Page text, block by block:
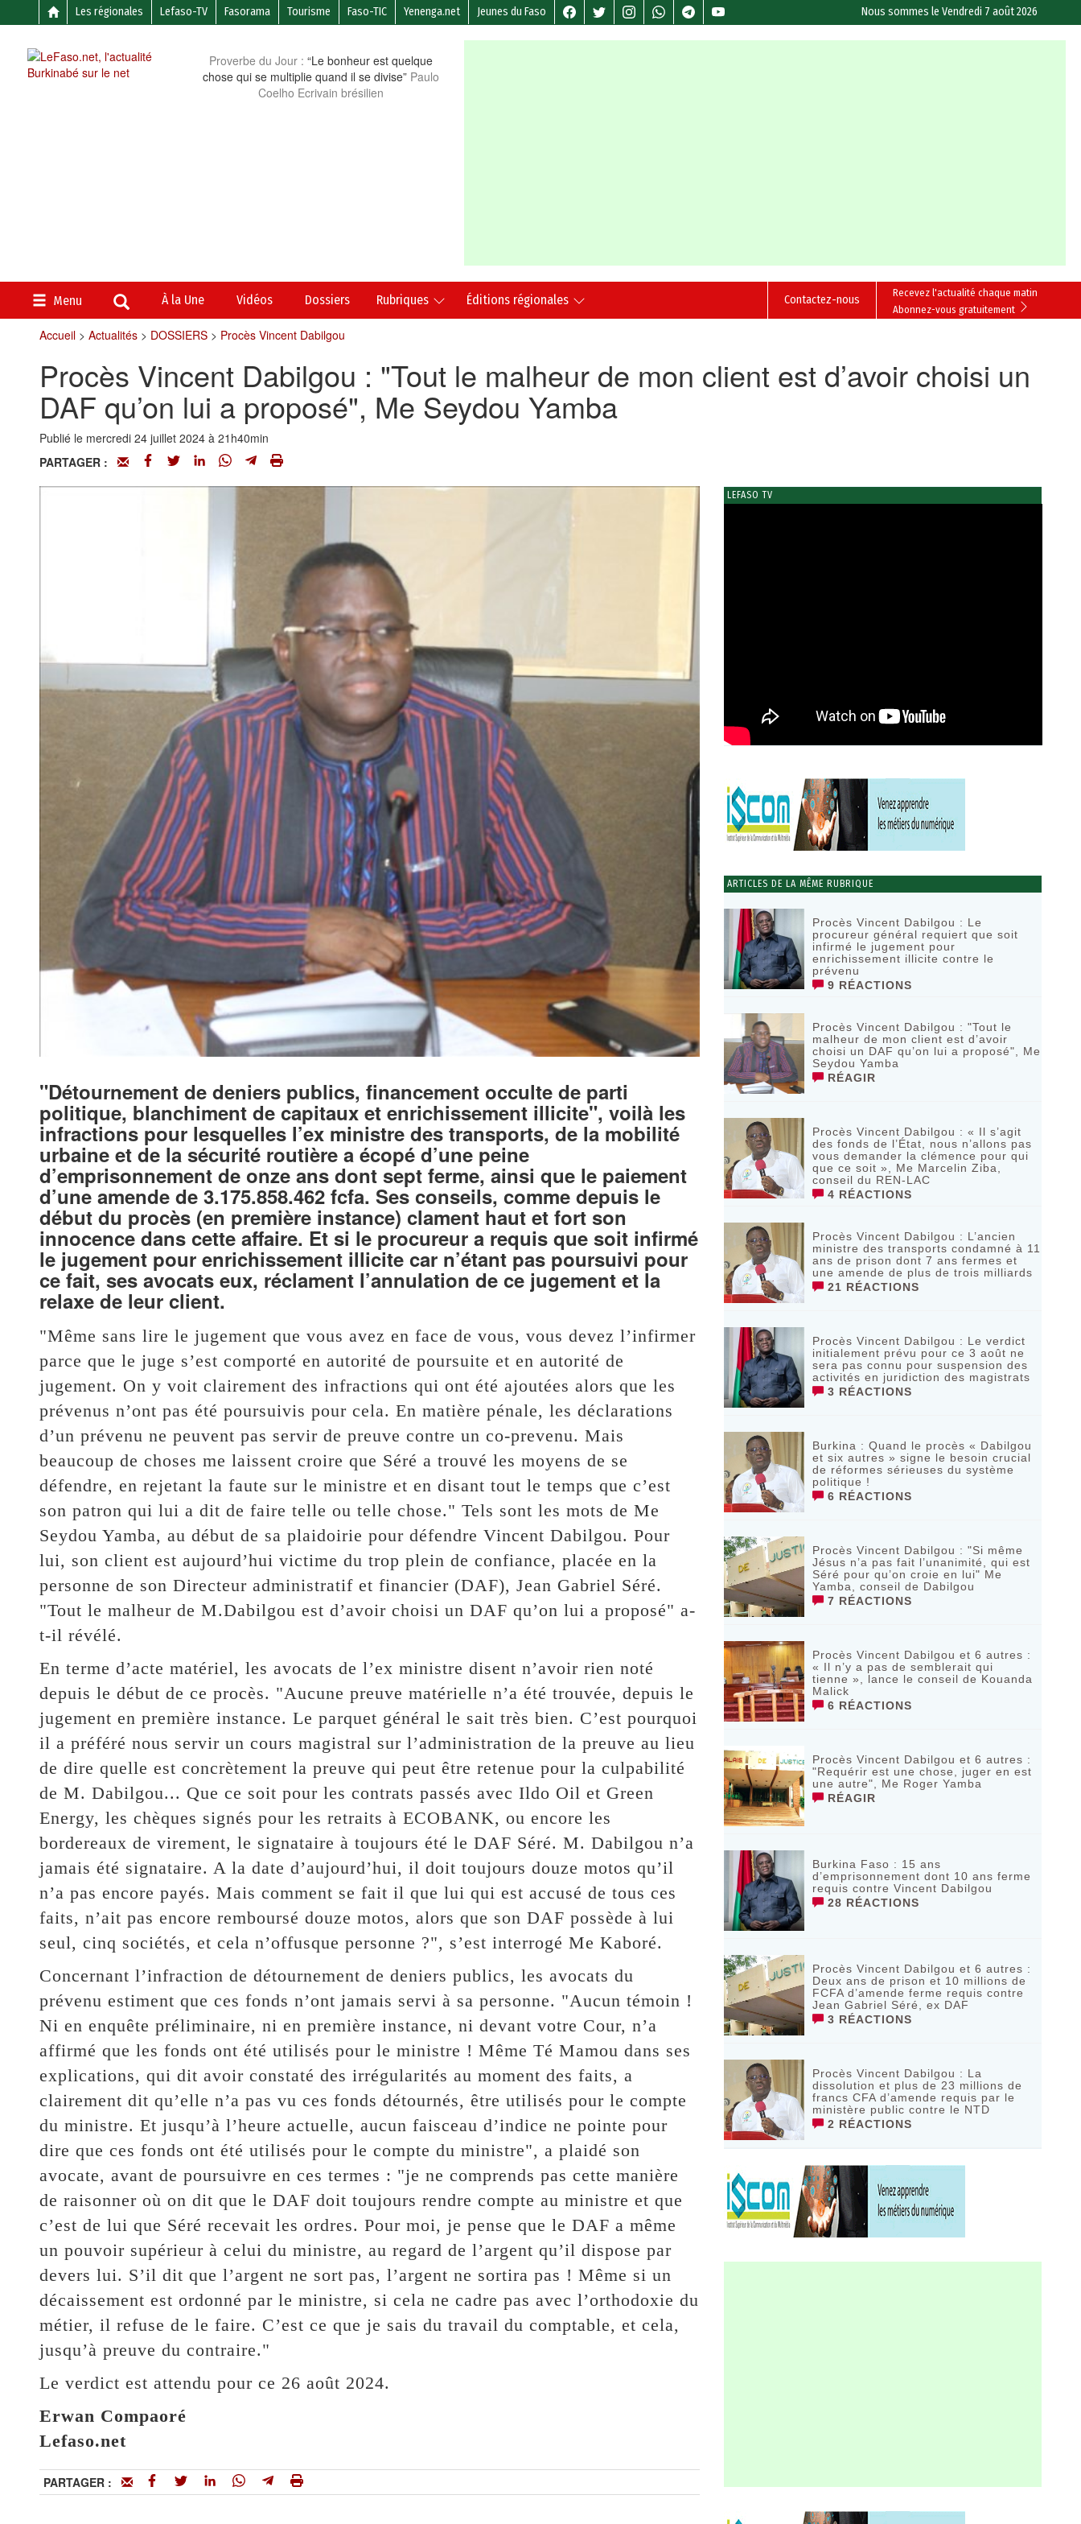
Les régionales Lefaso-TV Fasorama Tourisme Faso-TIC Yenenga.net Jeunes du Faso Nous sommes leVendredi 7 août 2026
Proverbe du Jour : “Le bonheur est quelque
chose qui se multiplie quand il se divise” Paulo
Coelho Ecrivain brésilien
Menu À la Une Vidéos Dossiers Rubriques Éditions régionales
Recevez l'actualité chaque matin
Abonnez-vous gratuitement
Contactez-nous
Accueil> Actualités> DOSSIERS> Procès Vincent Dabilgou
Procès Vincent Dabilgou : "Tout le malheur de mon client est d’avoir choisi un
DAF qu’on lui a proposé", Me Seydou Yamba
Publié le mercredi 24 juillet 2024 à 21h40min
PARTAGER :
"Détournement de deniers publics, financement occulte de parti
politique, blanchiment de capitaux et enrichissement illicite", voilà les
infractions pour lesquelles l’ex ministre des transports, de la mobilité
urbaine et de la sécurité routière a écopé d’une peine
d’emprisonnement de onze ans dont sept ferme, ainsi que le paiement
d’une amende de 3.175.858.462 fcfa. Ses conseils, comme depuis le
début du procès (en première instance) clament haut et fort son
innocence dans cette affaire. Et si le procureur a requis que soit infirmé
le jugement pour enrichissement illicite car n’étant pas poursuivi pour
ce fait, ses avocats eux, réclament l’annulation de ce jugement et la
relaxe de leur client.
"Même sans lire le jugement que vous avez en face de vous, vous devez l’infirmer
parce que le juge s’est comporté en autorité de poursuite et en autorité de
jugement. On y voit clairement des infractions qui ont été ajoutées alors que les
prévenus n’ont pas été poursuivis pour cela. En matière pénale, les déclarations
d’un prévenu ne peuvent pas servir de preuve contre un co-prevenu. Mais
beaucoup de choses me laissent croire que Séré a trouvé les moyens de se
défendre, en rejetant la faute sur le ministre et en disant tout le temps que c’est
son patron qui lui a dit de faire telle ou telle chose." Tels sont les mots de Me
Seydou Yamba, au début de sa plaidoirie pour défendre Vincent Dabilgou. Pour
lui, son client est aujourd’hui victime du trop plein de confiance, placée en la
personne de son Directeur administratif et financier (DAF), Jean Gabriel Séré.
"Tout le malheur de M.Dabilgou est d’avoir choisi un DAF qu’on lui a proposé" a-
t-il révélé.
En terme d’acte matériel, les avocats de l’ex ministre disent n’avoir rien noté
depuis le début de ce procès. "Aucune preuve matérielle n’a été trouvée, depuis le
jugement en première instance. Le parquet général le sait très bien. C’est pourquoi
il a préféré nous servir un cours magistral sur l’administration de la preuve au lieu
de dire quelle est concrètement la preuve qui peut être retenue pour la culpabilité
de M. Dabilgou... Que ce soit pour les contrats passés avec Ildo Oil et Green
Energy, les chèques signés pour les retraits à ECOBANK, ou encore les
bordereaux de virement, le signataire à toujours été le DAF Séré. M. Dabilgou n’a
jamais été signataire. A la date d’aujourd’hui, il doit toujours douze motos qu’il
n’a pas encore payés. Mais comment se fait il que lui qui est accusé de tous ces
faits, n’ait pas encore remboursé douze motos, alors que son DAF possède à lui
seul, cinq sociétés, et cela n’offusque personne ?", s’est interrogé Me Kaboré.
Concernant l’infraction de détournement de deniers publics, les avocats du
prévenu estiment que ces fonds n’ont jamais servi à sa personne. "Aucun témoin !
Ni en enquête préliminaire, ni en première instance, ni devant votre Cour, n’a
affirmé que les fonds ont été utilisés pour le ministre ! Même Té Mamou dans ses
explications, qui dit avoir constaté des irrégularités au moment des faits, a
clairement dit qu’elle n’a pas vu ces fonds détournés, être utilisés pour le compte
du ministre. Et jusqu’à l’heure actuelle, aucun faisceau d’indice ne pointe pour
dire que ces fonds ont été utilisés pour le compte du ministre", a plaidé son
avocate, avant de poursuivre en ces termes : "je ne comprends pas cette manière
de raisonner où on dit que le DAF doit toujours rendre compte au ministre et que
c’est de lui que Séré recevait les ordres. Pour moi, je pense que le DAF a même
un pouvoir supérieur à celui du ministre, au regard de l’argent qu’il dispose par
devers lui. S’il dit que l’argent ne sort pas, l’argent ne sortira pas ! Même si un
décaissement est ordonné par le ministre, si cela ne cadre pas avec l’orthodoxie du
métier, il refuse de le faire. C’est ce que je sais du travail du comptable, et cela,
jusqu’à preuve du contraire."
Le verdict est attendu pour ce 26 août 2024.
Erwan Compaoré
Lefaso.net
PARTAGER :
LEFASO TV
ARTICLES DE LA MÊME RUBRIQUE
Procès Vincent Dabilgou : Le
procureur général requiert que soit
infirmé le jugement pour
enrichissement illicite contre le
prévenu
9 RÉACTIONS
Procès Vincent Dabilgou : "Tout le
malheur de mon client est d’avoir
choisi un DAF qu’on lui a proposé", Me
Seydou Yamba
RÉAGIR
Procès Vincent Dabilgou : « Il s’agit
des fonds de l’État, nous n’allons pas
vous demander la clémence pour qui
que ce soit », Me Marcelin Ziba,
conseil du REN-LAC
4 RÉACTIONS
Procès Vincent Dabilgou : L’ancien
ministre des transports condamné à 11
ans de prison dont 7 ans fermes et
une amende de plus de trois milliards
21 RÉACTIONS
Procès Vincent Dabilgou : Le verdict
initialement prévu pour ce 3 août ne
sera pas connu pour suspension des
activités en juridiction des magistrats
3 RÉACTIONS
Burkina : Quand le procès « Dabilgou
et six autres » signe le besoin crucial
de réformes sérieuses du système
politique !
6 RÉACTIONS
Procès Vincent Dabilgou : "Si même
Jésus n’a pas fait l’unanimité, qui est
Séré pour qu’on croie en lui" Me
Yamba, conseil de Dabilgou
7 RÉACTIONS
Procès Vincent Dabilgou et 6 autres :
« Il n’y a pas de semblerait qui
tienne », lance le conseil de Kouanda
Malick
6 RÉACTIONS
Procès Vincent Dabilgou et 6 autres :
"Requérir est une chose, juger en est
une autre", Me Roger Yamba
RÉAGIR
Burkina Faso : 15 ans
d’emprisonnement dont 10 ans ferme
requis contre Vincent Dabilgou
28 RÉACTIONS
Procès Vincent Dabilgou et 6 autres :
Deux ans de prison et 10 millions de
FCFA d’amende ferme requis contre
Jean Gabriel Séré, ex DAF
3 RÉACTIONS
Procès Vincent Dabilgou : La
dissolution et plus de 23 millions de
francs CFA d’amende requis par le
ministère public contre le NTD
2 RÉACTIONS